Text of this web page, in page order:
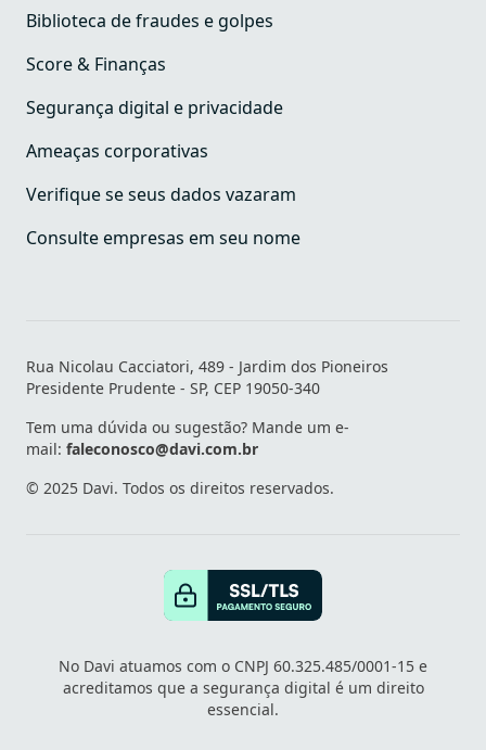
Biblioteca de fraudes e golpes
Score & Finanças
Segurança digital e privacidade
Ameaças corporativas
Verifique se seus dados vazaram
Consulte empresas em seu nome
Rua Nicolau Cacciatori, 489 - Jardim dos Pioneiros
Presidente Prudente - SP, CEP 19050-340
Tem uma dúvida ou sugestão? Mande um e-
mail: faleconosco@davi.com.br
© 2025 Davi. Todos os direitos reservados.
No Davi atuamos com o CNPJ 60.325.485/0001-15 e
acreditamos que a segurança digital é um direito
essencial.